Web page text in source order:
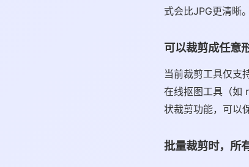
式会比JPG更清晰。
可以裁剪成任意
当前裁剪工具仅支
在线抠图工具（如
状裁剪功能，可以
批量裁剪时，所